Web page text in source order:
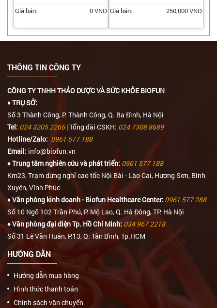
Giá bán: 0 VNĐ Giá bán: 250,000 VNĐ
THÔNG TIN CÔNG TY
CÔNG TY TNHH THẢO DƯỢC VÀ SỨC KHỎE BIOFUN
♦ TRỤ SỞ:
Số 3 Thành Công, P. Thành Công, Q. Ba Đình, Hà Nội
Tel: 024 3205 2266| Tổng đài CSKH: 024 7308 8689
Hotline/Zalo: 0961 577 188
Email: info@biofun.vn
♦ Trung tâm nghiên cứu và phát triển: 0961 577 188
Km23, Trạm dừng nghỉ cao tốc Nội Bài - Lào Cai, Hương Sơn, Bình
Xuyên, Vĩnh Phúc
♦ Văn phòng kinh doanh - Biofun Healthcare Center: 0961 577 288
Số 10 Ngõ 102 Trần Phú, P. Mộ Lao, Q. Hà Đông, TP. Hà Nội
♦ Văn phòng đại diện Tp. Hồ Chí Minh: 034 967 2218
Số 31 Lê Văn Huân, P.13, Q. Tân Bình, Tp.HCM
HƯỚNG DẪN
Hướng dẫn mua hàng
Hình thức thanh toán
Chính sách vận chuyển